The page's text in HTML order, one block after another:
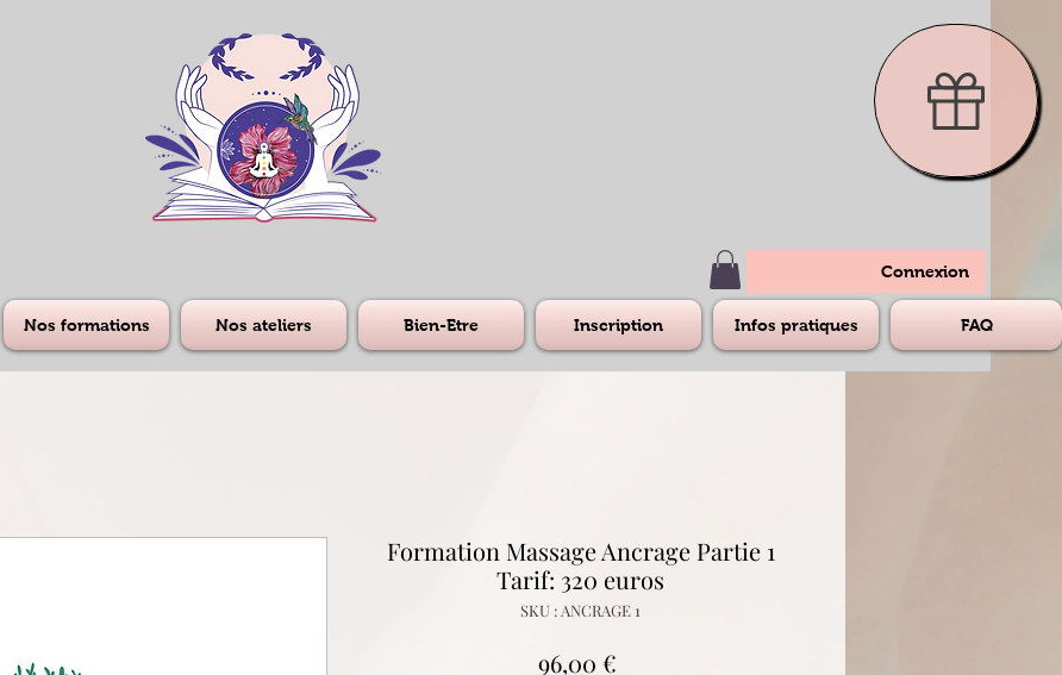
Connexion
Nos formations Nos ateliers Bien-Etre Inscription Infos pratiques FAQ
Formation Massage Ancrage Partie 1
Tarif: 320 euros
SKU : ANCRAGE 1
96,00 €